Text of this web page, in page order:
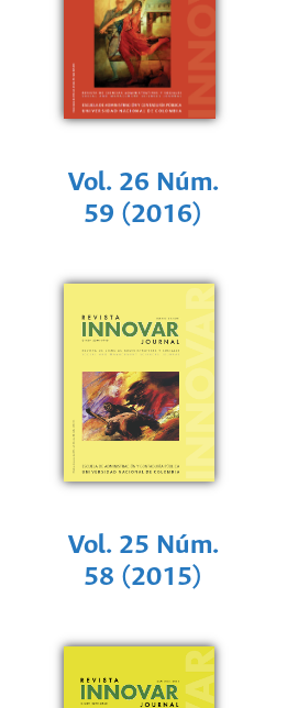
Vol. 26 Núm.
59 (2016)
Vol. 25 Núm.
58 (2015)